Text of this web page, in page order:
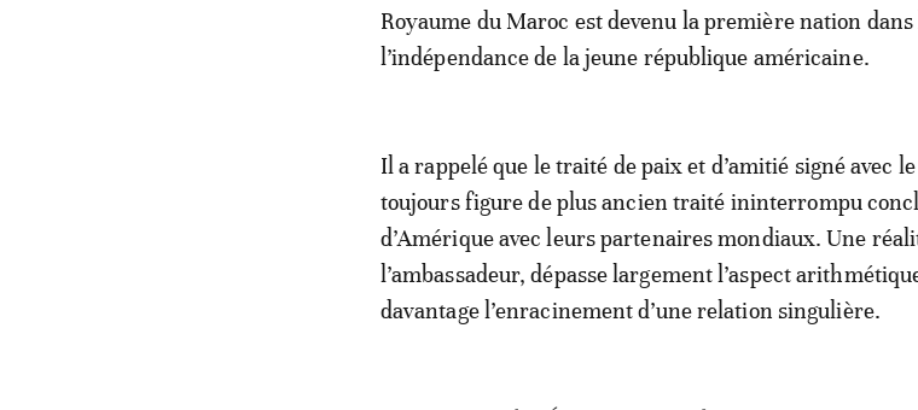
Royaume du Maroc est devenu la première nation
l’indépendance de la jeune république américaine.
Il a rappelé que le traité de paix et d’amitié signé avec
toujours figure de plus ancien traité ininterrompu
d’Amérique avec leurs partenaires mondiaux. Une
l’ambassadeur, dépasse largement l’aspect
davantage l’enracinement d’une relation singulière.